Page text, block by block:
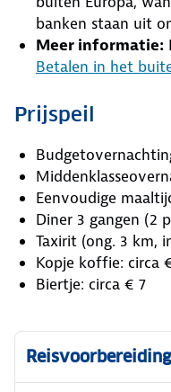
banken staan uit
Meer informatie:
Betalen in het
Prijspeil
Eenvoudige
Diner 3 gangen (2
Taxirit (ong. 3 km,
Kopje koffie: circa
Biertje: circa € 7